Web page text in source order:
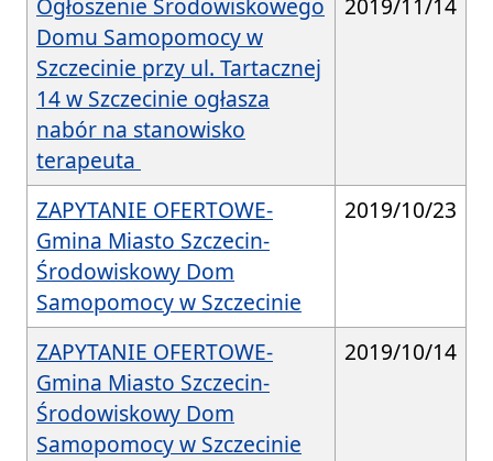
Ogłoszenie Środowiskowego
Domu Samopomocy w
Szczecinie przy ul. Tartacznej
14 w Szczecinie ogłasza
nabór na stanowisko
terapeuta
2019/11/14
ZAPYTANIE OFERTOWE-
Gmina Miasto Szczecin-
Środowiskowy Dom
Samopomocy w Szczecinie
2019/10/23
ZAPYTANIE OFERTOWE-
Gmina Miasto Szczecin-
Środowiskowy Dom
Samopomocy w Szczecinie
2019/10/14